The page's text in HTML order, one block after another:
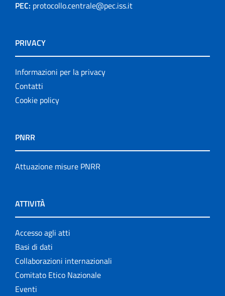
Notiziario
Opuscoli
Progetto NECOBELAC
Pubblicazioni cessate
Rapporti ISS COVID-19
Rapporti ISS COVID-19 en Español
Rapporti ISS COVID-19 in English
Rapporti ISS Sorveglianza
PEC: protocollo.centrale@pec.iss.it
PRIVACY
Informazioni per la privacy
Contatti
Cookie policy
PNRR
Attuazione misure PNRR
ATTIVITÀ
Accesso agli atti
Basi di dati
Collaborazioni internazionali
Comitato Etico Nazionale
Eventi